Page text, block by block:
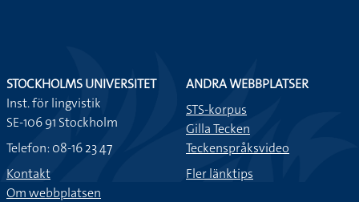
STOCKHOLMS UNIVERSITET
Inst. för lingvistik
SE-106 91 Stockholm
Telefon: 08-16 23 47
Kontakt
Om webbplatsen
ANDRA WEBBPLATSER
STS-korpus
Gilla Tecken
Teckenspråksvideo
Fler länktips